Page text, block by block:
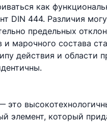
как
DIN 444. Различия
предельных
и марочного состава
действия и области
это
элемент, который